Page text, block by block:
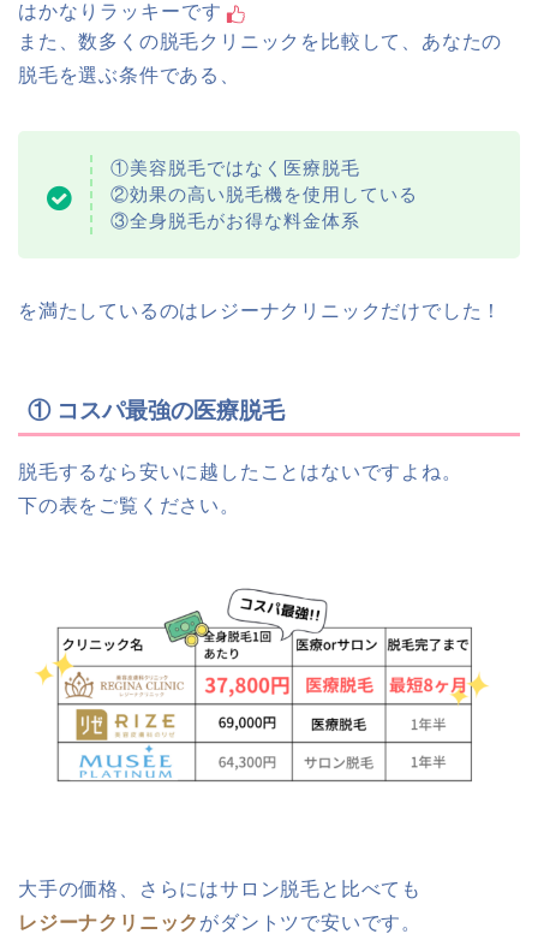
はかなりラッキーです
また、数多くの脱毛クリニックを比較して、あなたの
脱毛を選ぶ条件である、
①美容脱毛ではなく医療脱毛
②効果の高い脱毛機を使用している
③全身脱毛がお得な料金体系
を満たしているのはレジーナクリニックだけでした！
① コスパ最強の医療脱毛
脱毛するなら安いに越したことはないですよね。
下の表をご覧ください。
大手の価格、さらにはサロン脱毛と比べても
レジーナクリニック がダントツで安いです。